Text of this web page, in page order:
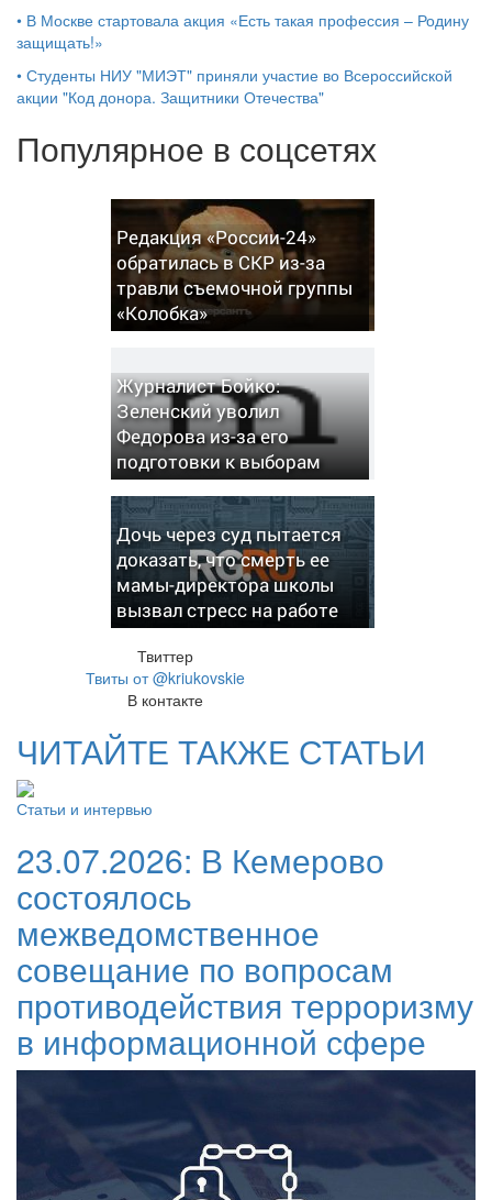
• В Москве стартовала акция «Есть такая профессия – Родину
защищать!»
• Студенты НИУ "МИЭТ" приняли участие во Всероссийской
акции "Код донора. Защитники Отечества"
Популярное в соцсетях
Редакция «России-24»
обратилась в СКР из-за
травли съемочной группы
«Колобка»
Журналист Бойко:
Зеленский уволил
Федорова из-за его
подготовки к выборам
Дочь через суд пытается
доказать, что смерть ее
мамы-директора школы
вызвал стресс на работе
Твиттер
Твиты от @kriukovskie
В контакте
ЧИТАЙТЕ ТАКЖЕ СТАТЬИ
Статьи и интервью
23.07.2026: В Кемерово
состоялось
межведомственное
совещание по вопросам
противодействия терроризму
в информационной сфере